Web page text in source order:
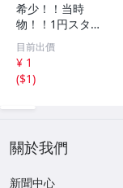
希少！！当時
物！！1円スター
ト売り切り！！PI
AA CLUB SPORT
S GOODS アルミ
ケース 収納
目前出價
¥ 1
($1)
關於我們
新聞中心